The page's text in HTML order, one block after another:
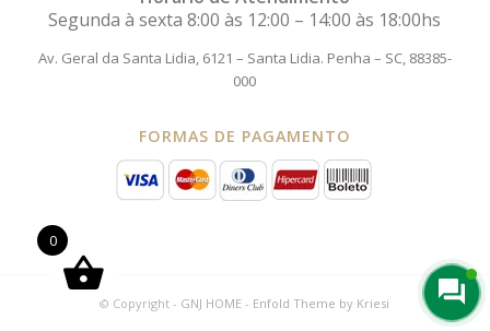
Segunda à sexta 8:00 às 12:00 – 14:00 às 18:00hs
Av. Geral da Santa Lidia, 6121 – Santa Lidia. Penha – SC, 88385-
000
FORMAS DE PAGAMENTO
© Copyright - GNJ HOME - Enfold Theme by Kriesi
0